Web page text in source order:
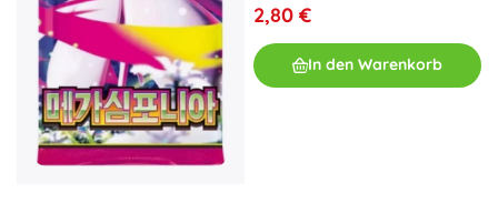
2,80 €
In den Warenkorb